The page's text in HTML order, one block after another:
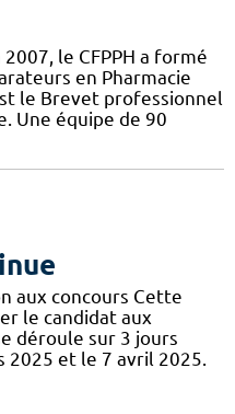
le CFPPH a formé
en Pharmacie
le Brevet professionnel
Une équipe de 90
aux concours Cette
le candidat aux
déroule sur 3 jours
2025 et le 7 avril 2025.